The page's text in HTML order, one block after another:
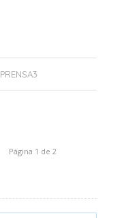
PRENSA3
Página 1 de 2